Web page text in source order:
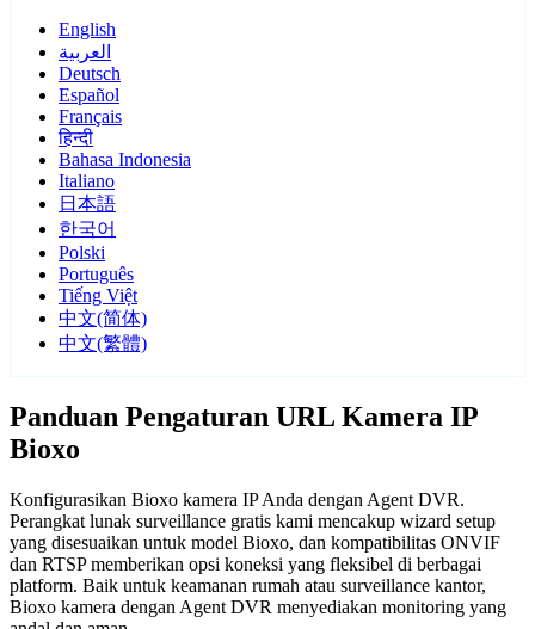
English
العربية
Deutsch
Español
Français
हिन्दी
Bahasa Indonesia
Italiano
日本語
한국어
Polski
Português
Tiếng Việt
中文(简体)
中文(繁體)
Panduan Pengaturan URL Kamera IP
Bioxo
Konfigurasikan Bioxo kamera IP Anda dengan Agent DVR.
Perangkat lunak surveillance gratis kami mencakup wizard setup
yang disesuaikan untuk model Bioxo, dan kompatibilitas ONVIF
dan RTSP memberikan opsi koneksi yang fleksibel di berbagai
platform. Baik untuk keamanan rumah atau surveillance kantor,
Bioxo kamera dengan Agent DVR menyediakan monitoring yang